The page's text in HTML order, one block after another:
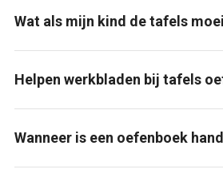
Wat als mijn kind de tafels
Helpen werkbladen bij tafels
Wanneer is een oefenboek